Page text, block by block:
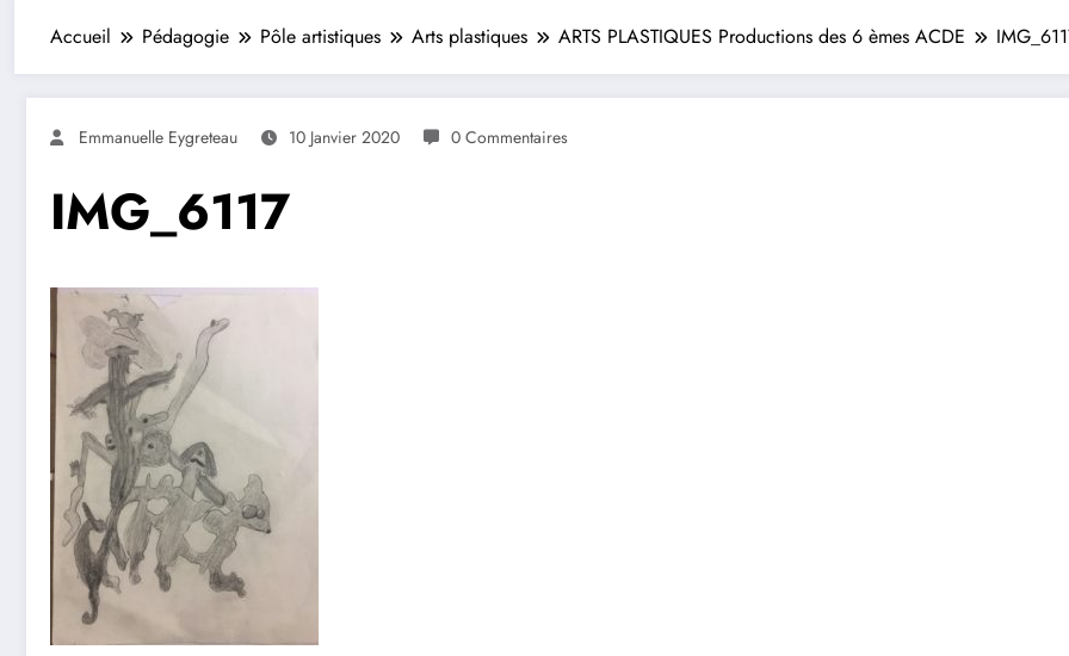
Accueil Pédagogie Pôle artistiques Arts plastiques ARTS PLASTIQUES Productions des 6 èmes ACDE
Emmanuelle Eygreteau 10 Janvier 2020 0 Commentaires
IMG_6117